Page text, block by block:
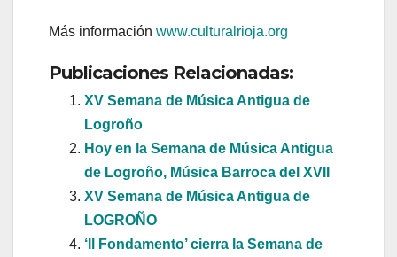
Más información www.culturalrioja.org
Publicaciones Relacionadas:
XV Semana de Música Antigua de
Logroño
Hoy en la Semana de Música Antigua
de Logroño, Música Barroca del XVII
XV Semana de Música Antigua de
LOGROÑO
‘Il Fondamento’ cierra la Semana de